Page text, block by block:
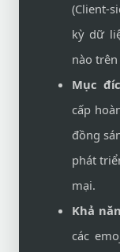
(Client-
kỳ dữ
nào
Mục
cấp
đồng
phát
mại.
Khả
các